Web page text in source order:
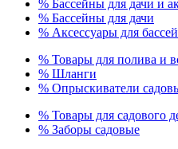
% Бассейны для дачи и
% Бассейны для дачи
% Аксессуары для
% Товары для полива и
% Шланги
% Опрыскиватели
% Товары для садового
% Заборы садовые